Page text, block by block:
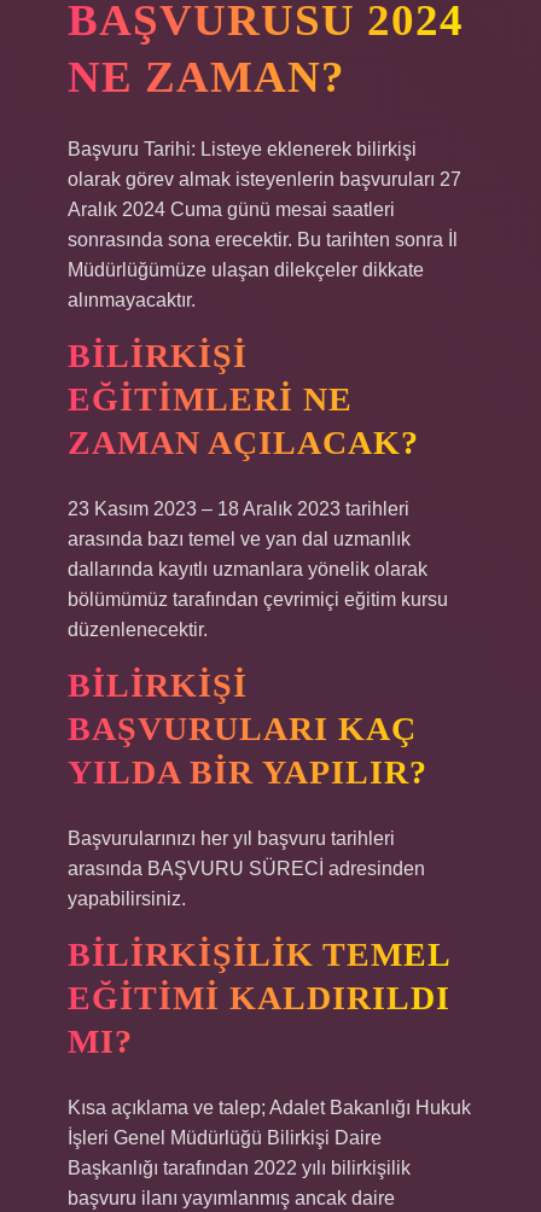
BAŞVURUSU 2024
NE ZAMAN?
Başvuru Tarihi: Listeye eklenerek bilirkişi
olarak görev almak isteyenlerin başvuruları 27
Aralık 2024 Cuma günü mesai saatleri
sonrasında sona erecektir. Bu tarihten sonra İl
Müdürlüğümüze ulaşan dilekçeler dikkate
alınmayacaktır.
BILIRKIŞI
EĞITIMLERI NE
ZAMAN AÇILACAK?
23 Kasım 2023 – 18 Aralık 2023 tarihleri ​​
arasında bazı temel ve yan dal uzmanlık
dallarında kayıtlı uzmanlara yönelik olarak
bölümümüz tarafından çevrimiçi eğitim kursu
düzenlenecektir.
BILIRKIŞI
BAŞVURULARI KAÇ
YILDA BIR YAPILIR?
Başvurularınızı her yıl başvuru tarihleri ​​
arasında BAŞVURU SÜRECİ adresinden
yapabilirsiniz.
BILIRKIŞILIK TEMEL
EĞITIMI KALDIRILDI
MI?
Kısa açıklama ve talep; Adalet Bakanlığı Hukuk
İşleri Genel Müdürlüğü Bilirkişi Daire
Başkanlığı tarafından 2022 yılı bilirkişilik
başvuru ilanı yayımlanmış ancak daire